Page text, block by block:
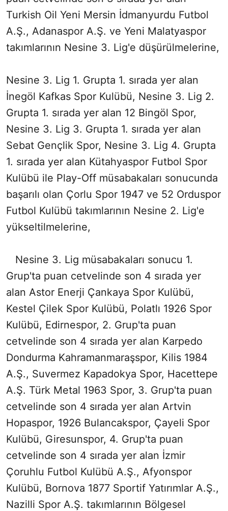
Turkish Oil Yeni Mersin İdmanyurdu Futbol
A.Ş., Adanaspor A.Ş. ve Yeni Malatyaspor
takımlarının Nesine 3. Lig'e düşürülmelerine,
Nesine 3. Lig 1. Grupta 1. sırada yer alan
İnegöl Kafkas Spor Kulübü, Nesine 3. Lig 2.
Grupta 1. sırada yer alan 12 Bingöl Spor,
Nesine 3. Lig 3. Grupta 1. sırada yer alan
Sebat Gençlik Spor, Nesine 3. Lig 4. Grupta
1. sırada yer alan Kütahyaspor Futbol Spor
Kulübü ile Play-Off müsabakaları sonucunda
başarılı olan Çorlu Spor 1947 ve 52 Orduspor
Futbol Kulübü takımlarının Nesine 2. Lig'e
yükseltilmelerine,
Nesine 3. Lig müsabakaları sonucu 1.
Grup'ta puan cetvelinde son 4 sırada yer
alan Astor Enerji Çankaya Spor Kulübü,
Kestel Çilek Spor Kulübü, Polatlı 1926 Spor
Kulübü, Edirnespor, 2. Grup'ta puan
cetvelinde son 4 sırada yer alan Karpedo
Dondurma Kahramanmaraşspor, Kilis 1984
A.Ş., Suvermez Kapadokya Spor, Hacettepe
A.Ş. Türk Metal 1963 Spor, 3. Grup'ta puan
cetvelinde son 4 sırada yer alan Artvin
Hopaspor, 1926 Bulancakspor, Çayeli Spor
Kulübü, Giresunspor, 4. Grup'ta puan
cetvelinde son 4 sırada yer alan İzmir
Çoruhlu Futbol Kulübü A.Ş., Afyonspor
Kulübü, Bornova 1877 Sportif Yatırımlar A.Ş.,
Nazilli Spor A.Ş. takımlarının Bölgesel